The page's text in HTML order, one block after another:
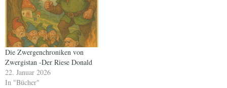
Die Zwergenchroniken von
Zwergistan -Der Riese Donald
22. Januar 2026
In "Bücher"